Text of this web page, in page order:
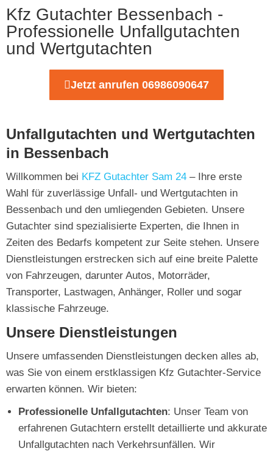
Kfz Gutachter Bessenbach -
Professionelle Unfallgutachten
und Wertgutachten
Jetzt anrufen 06986090647
Unfallgutachten und Wertgutachten
in Bessenbach
Willkommen bei KFZ Gutachter Sam 24 – Ihre erste
Wahl für zuverlässige Unfall- und Wertgutachten in
Bessenbach und den umliegenden Gebieten. Unsere
Gutachter sind spezialisierte Experten, die Ihnen in
Zeiten des Bedarfs kompetent zur Seite stehen. Unsere
Dienstleistungen erstrecken sich auf eine breite Palette
von Fahrzeugen, darunter Autos, Motorräder,
Transporter, Lastwagen, Anhänger, Roller und sogar
klassische Fahrzeuge.
Unsere Dienstleistungen
Unsere umfassenden Dienstleistungen decken alles ab,
was Sie von einem erstklassigen Kfz Gutachter-Service
erwarten können. Wir bieten:
Professionelle Unfallgutachten: Unser Team von
erfahrenen Gutachtern erstellt detaillierte und akkurate
Unfallgutachten nach Verkehrsunfällen. Wir